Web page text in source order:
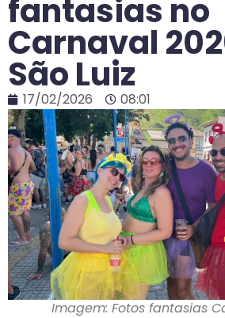
fantasias no
Carnaval
São Luiz
17/02/2026 08:01
Imagem: Fotos fantasias